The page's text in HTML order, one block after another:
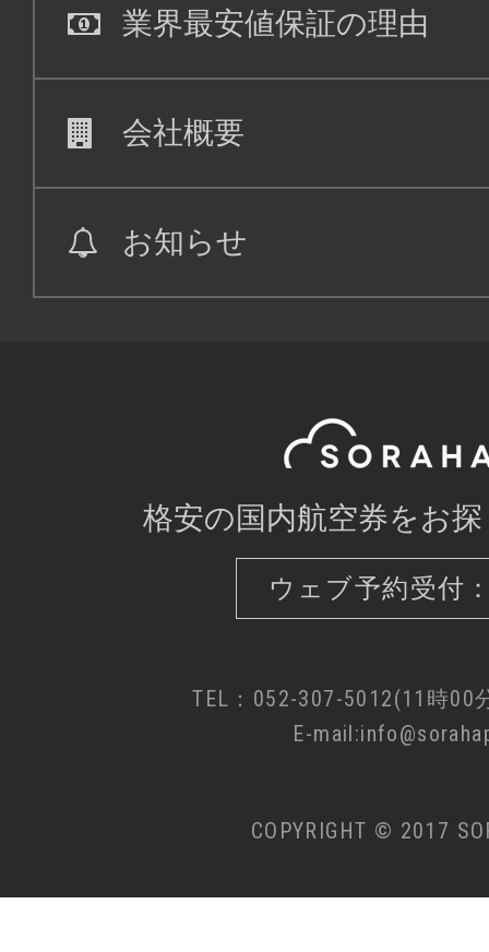
業界最安値保証の理由
会社概要
お知らせ
格安の国内航空券をお
ウェブ予約受付
TEL：052-307-5012(11時00
E-
COPYRIGHT © 2017